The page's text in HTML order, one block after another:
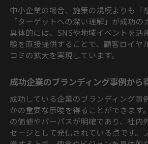
中小企業の場合、施策の規模よりも「
「ターゲットへの深い理解」が成功の
具体的には、SNSや地域イベントを活
験を直接提供することで、顧客ロイヤ
コミの拡大を実現しています。
成功企業のブランディング事例から
成功している企業のブランディング事
かの重要な示唆を得ることができます
の価値やパーパスが明確であり、社内
セージとして発信されている点です。